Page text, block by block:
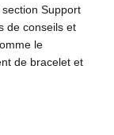
Support
de conseils et
le
de bracelet et